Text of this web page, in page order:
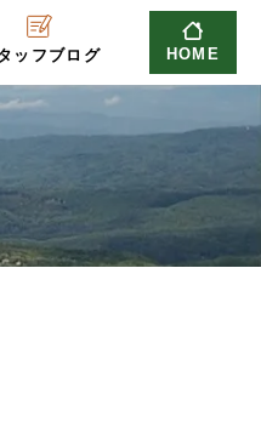
ッフブログ HOME